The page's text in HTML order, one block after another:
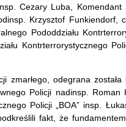
Cezary Luba, Komendant
Krzysztof Funkiendorf,
Pododdziału
Kontrterrorystycznego
zmarłego, odegrana została
Policji nadinsp. Roman
Policji „BOA” insp.
fakt, że